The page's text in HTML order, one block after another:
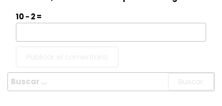
10 − 2 =